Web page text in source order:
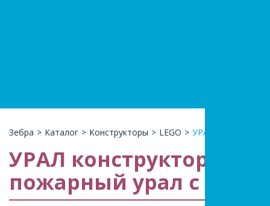
Зебра > Каталог > Конструкторы > LEGO > УРАЛ
УРАЛ конструктор
пожарный урал с